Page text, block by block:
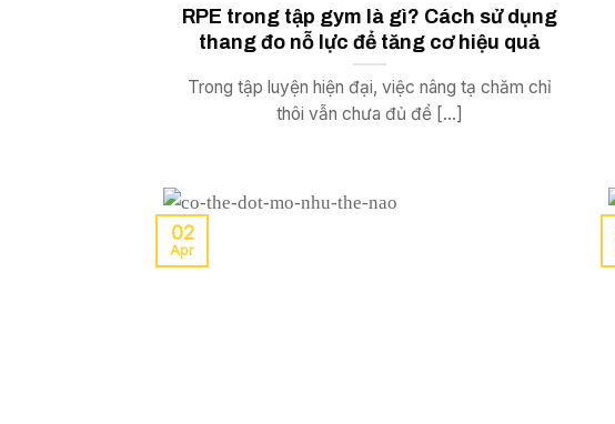
RPE trong tập gym là gì? Cách sử dụng
thang đo nỗ lực để tăng cơ hiệu quả
Trong tập luyện hiện đại, việc nâng tạ chăm chỉ
thôi vẫn chưa đủ để [...]
02
Apr